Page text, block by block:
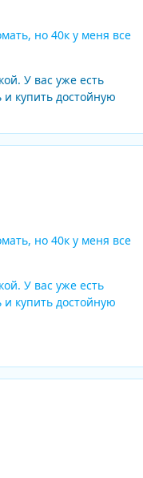
но 40к у меня все
У вас уже есть
купить достойную
но 40к у меня все
У вас уже есть
купить достойную